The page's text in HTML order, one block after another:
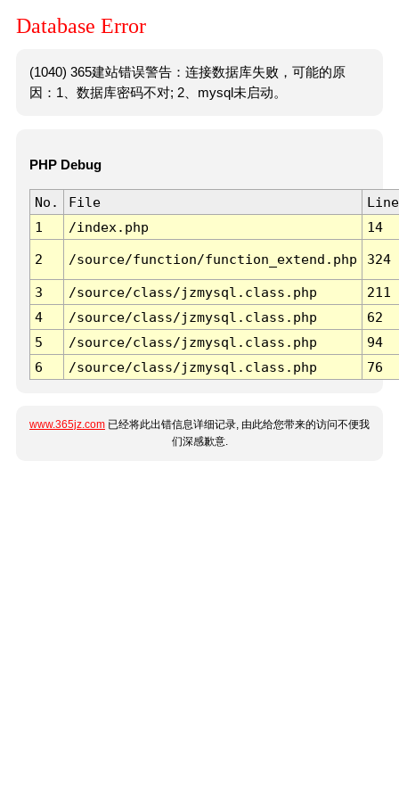
Database Error
(1040) 365建站错误警告：连接数据库失败，可能的原
因：1、数据库密码不对; 2、mysql未启动。
PHP Debug
No. File
Line
1
/index.php 14
2 /source/function/function_extend.php 324
3 /source/class/jzmysql.class.php
211
4
/source/class/jzmysql.class.php
62
5
/source/class/jzmysql.class.php
94
6
/source/class/jzmysql.class.php 76
www.365jz.com 已经将此出错信息详细记录, 由此给您带来的访问不便我
们深感歉意.